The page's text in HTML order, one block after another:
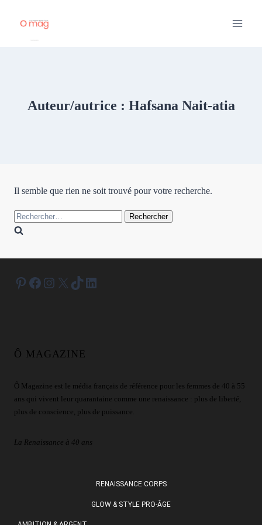
Auteur/autrice : Hafsana Nait-atia
Il semble que rien ne soit trouvé pour votre recherche.
Rechercher :
Pinterest
Facebook
Instagram
X TikTokLinkedIn
Ô MAGAZINE
Ô Magazine est le média français de référence pour les femmes de 40 à 55
ans qui vivent leur quarantaine comme une renaissance : plus de liberté,
plus de conscience, plus de puissance.
La Renaissance à 40 ans
RENAISSANCE CORPS
GLOW & STYLE PRO-ÂGE